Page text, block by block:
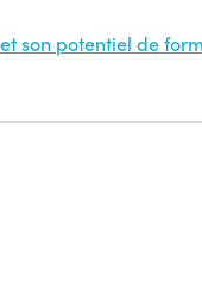
son potentiel de